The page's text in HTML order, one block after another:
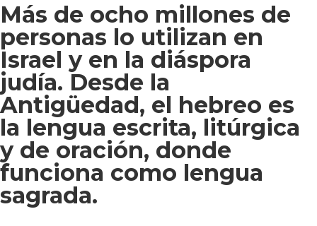
Más de ocho millones de
personas lo utilizan en
Israel y en la diáspora
judía. Desde la
Antigüedad, el hebreo es
la lengua escrita, litúrgica
y de oración, donde
funciona como lengua
sagrada.